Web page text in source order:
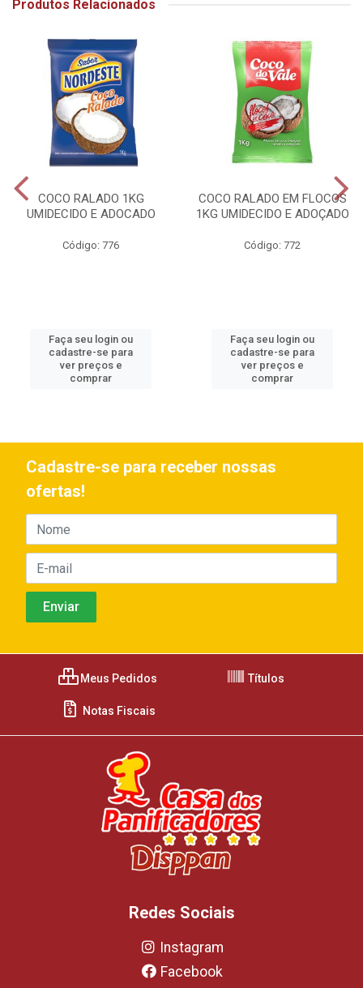
Produtos Relacionados
COCO RALADO 1KG
UMIDECIDO E ADOCADO
Código: 776
Faça seu login ou
cadastre-se para
ver preços e
comprar
COCO RALADO EM FLOCOS
1KG UMIDECIDO E ADOÇADO
Código: 772
Faça seu login ou
cadastre-se para
ver preços e
comprar
Cadastre-se para receber nossas
ofertas!
Meus Pedidos Títulos
Notas Fiscais
Redes Sociais
Instagram
Facebook